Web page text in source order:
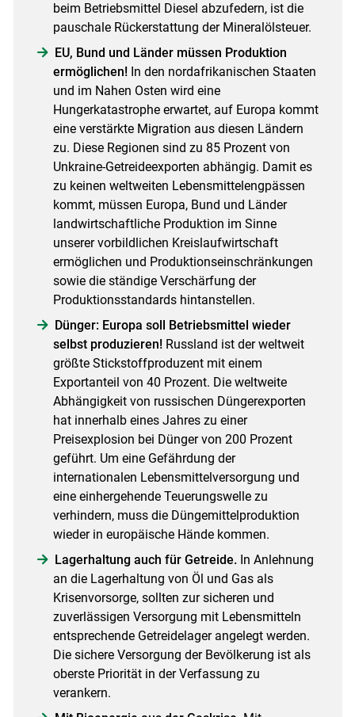
beim Betriebsmittel Diesel abzufedern, ist die
pauschale Rückerstattung der Mineralölsteuer.
EU, Bund und Länder müssen Produktion
ermöglichen! In den nordafrikanischen Staaten
und im Nahen Osten wird eine
Hungerkatastrophe erwartet, auf Europa kommt
eine verstärkte Migration aus diesen Ländern
zu. Diese Regionen sind zu 85 Prozent von
Unkraine-Getreideexporten abhängig. Damit es
zu keinen weltweiten Lebensmittelengpässen
kommt, müssen Europa, Bund und Länder
landwirtschaftliche Produktion im Sinne
unserer vorbildlichen Kreislaufwirtschaft
ermöglichen und Produktionseinschränkungen
sowie die ständige Verschärfung der
Produktionsstandards hintanstellen.
Dünger: Europa soll Betriebsmittel wieder
selbst produzieren! Russland ist der weltweit
größte Stickstoffproduzent mit einem
Exportanteil von 40 Prozent. Die weltweite
Abhängigkeit von russischen Düngerexporten
hat innerhalb eines Jahres zu einer
Preisexplosion bei Dünger von 200 Prozent
geführt. Um eine Gefährdung der
internationalen Lebensmittelversorgung und
eine einhergehende Teuerungswelle zu
verhindern, muss die Düngemittelproduktion
wieder in europäische Hände kommen.
Lagerhaltung auch für Getreide. In Anlehnung
an die Lagerhaltung von Öl und Gas als
Krisenvorsorge, sollten zur sicheren und
zuverlässigen Versorgung mit Lebensmitteln
entsprechende Getreidelager angelegt werden.
Die sichere Versorgung der Bevölkerung ist als
oberste Priorität in der Verfassung zu
verankern.